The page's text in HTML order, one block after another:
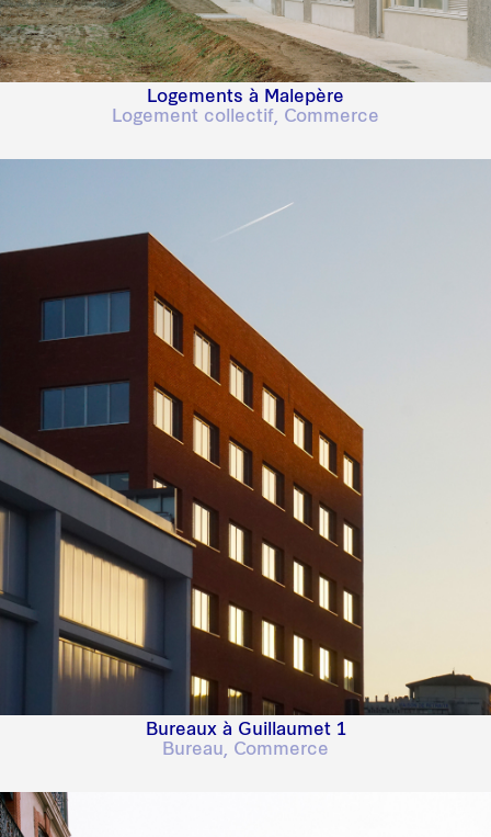
Logements à Malepère
Logement collectif, Commerce
Bureaux à Guillaumet 1
Bureau, Commerce